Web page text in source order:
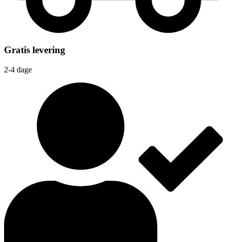
Gratis levering
2-4 dage